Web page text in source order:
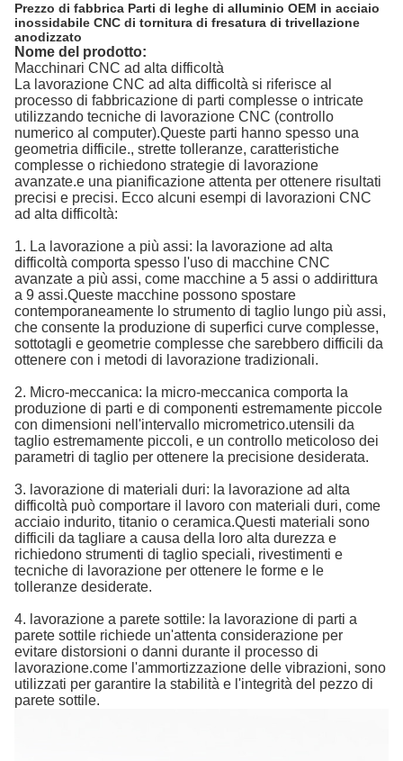
Prezzo di fabbrica Parti di leghe di alluminio OEM in acciaio
inossidabile CNC di tornitura di fresatura di trivellazione
anodizzato
Nome del prodotto:
Macchinari CNC ad alta difficoltà
La lavorazione CNC ad alta difficoltà si riferisce al
processo di fabbricazione di parti complesse o intricate
utilizzando tecniche di lavorazione CNC (controllo
numerico al computer).Queste parti hanno spesso una
geometria difficile., strette tolleranze, caratteristiche
complesse o richiedono strategie di lavorazione
avanzate.e una pianificazione attenta per ottenere risultati
precisi e precisi. Ecco alcuni esempi di lavorazioni CNC
ad alta difficoltà:
1. La lavorazione a più assi: la lavorazione ad alta
difficoltà comporta spesso l'uso di macchine CNC
avanzate a più assi, come macchine a 5 assi o addirittura
a 9 assi.Queste macchine possono spostare
contemporaneamente lo strumento di taglio lungo più assi,
che consente la produzione di superfici curve complesse,
sottotagli e geometrie complesse che sarebbero difficili da
ottenere con i metodi di lavorazione tradizionali.
2. Micro-meccanica: la micro-meccanica comporta la
produzione di parti e di componenti estremamente piccole
con dimensioni nell'intervallo micrometrico.utensili da
taglio estremamente piccoli, e un controllo meticoloso dei
parametri di taglio per ottenere la precisione desiderata.
3. lavorazione di materiali duri: la lavorazione ad alta
difficoltà può comportare il lavoro con materiali duri, come
acciaio indurito, titanio o ceramica.Questi materiali sono
difficili da tagliare a causa della loro alta durezza e
richiedono strumenti di taglio speciali, rivestimenti e
tecniche di lavorazione per ottenere le forme e le
tolleranze desiderate.
4. lavorazione a parete sottile: la lavorazione di parti a
parete sottile richiede un'attenta considerazione per
evitare distorsioni o danni durante il processo di
lavorazione.come l'ammortizzazione delle vibrazioni, sono
utilizzati per garantire la stabilità e l'integrità del pezzo di
parete sottile.